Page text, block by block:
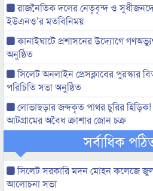
রাজনৈতিক দলের নেতৃবৃন্দ ও
ইউএনও’র মতবিনিময়
কানাইঘাটে প্রশাসনের উদ্যোগে
অনুষ্ঠিত
সিলেট অনলাইন প্রেসক্লাবের পুরস্কার
পরিচিতি সভা অনুষ্ঠিত
লোভাছড়ার জব্দকৃত পাথর চুরির
আটগ্রামের অবৈধ ক্রাশার জোন চক্র
সর্বাধিক
সিলেট সরকারি মদন মোহন কলেজে
আলোচনা সভা